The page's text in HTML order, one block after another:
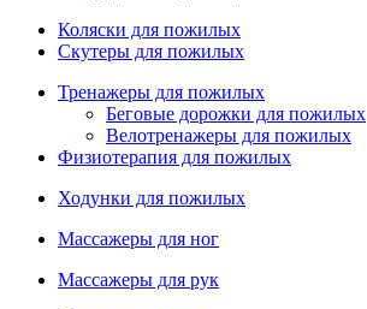
Коляски для пожилых
Скутеры для пожилых
Тренажеры для пожилых
Беговые дорожки для пожилых
Велотренажеры для пожилых
Физиотерапия для пожилых
Ходунки для пожилых
Массажеры для ног
Массажеры для рук